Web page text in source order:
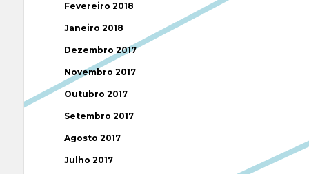
Fevereiro 2018
Janeiro 2018
Dezembro 2017
Novembro 2017
Outubro 2017
Setembro 2017
Agosto 2017
Julho 2017